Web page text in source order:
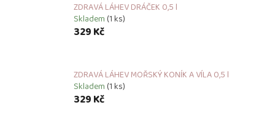
ZDRAVÁ LÁHEV DRÁČEK 0,5 l
Skladem(1 ks)
329 Kč
ZDRAVÁ LÁHEV MOŘSKÝ KONÍK A VÍLA 0,5 l
Skladem(1 ks)
329 Kč